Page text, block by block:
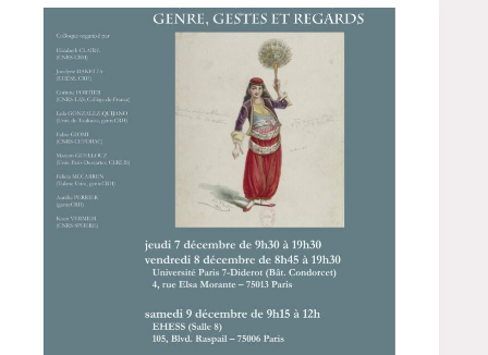
JE
« Ce
que
francophone
veut
dire »